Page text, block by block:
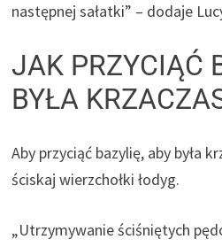
następnej sałatki” – dodaje
JAK PRZYCIĄĆ
BYŁA
Aby przyciąć bazylię, aby była
ściskaj wierzchołki łodyg.
„Utrzymywanie ściśniętych